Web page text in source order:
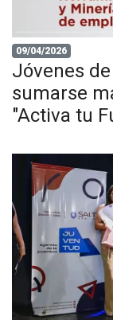
09/04/2026
Jóvenes
sumarse
"Activa tu